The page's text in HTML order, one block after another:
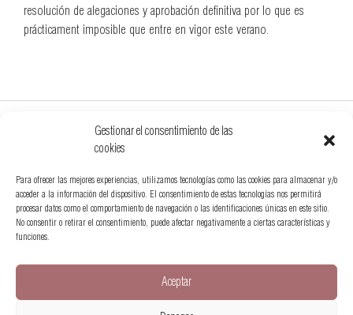
Gestionar el consentimiento de las
cookies
Para ofrecer las mejores experiencias, utilizamos tecnologías como las cookies para almacenar y/o
acceder a la información del dispositivo. El consentimiento de estas tecnologías nos permitirá
procesar datos como el comportamiento de navegación o las identificaciones únicas en este sitio.
No consentir o retirar el consentimiento, puede afectar negativamente a ciertas características y
funciones.
Aceptar
resolución de alegaciones y aprobación definitiva por lo que es
prácticament imposible que entre en vigor este verano.
hola@somospetfriendly.es